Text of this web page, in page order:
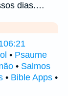
dias.…
• Psaume
• Salmos
• Bible Apps •